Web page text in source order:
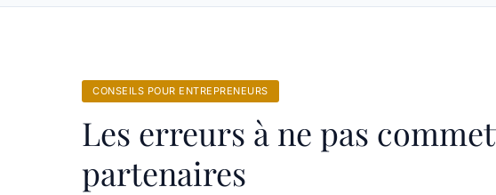
CONSEILS POUR ENTREPRENEURS
Les erreurs à ne pas
partenaires